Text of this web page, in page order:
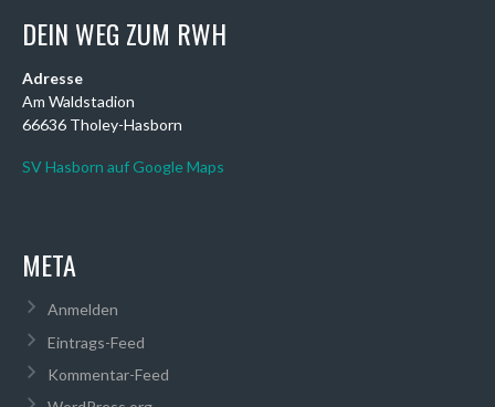
DEIN WEG ZUM RWH
Adresse
Am Waldstadion
66636 Tholey-Hasborn
SV Hasborn auf Google Maps
META
Anmelden
Eintrags-Feed
Kommentar-Feed